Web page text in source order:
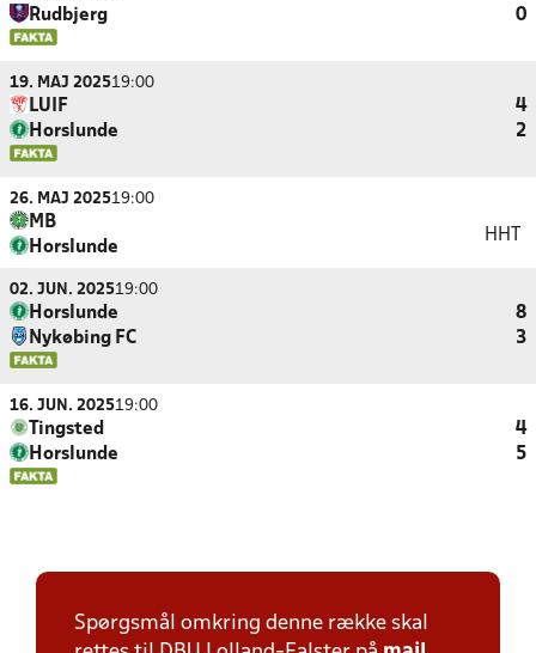
Rudbjerg
0
19. MAJ 202519:00
LUIF
4
Horslunde
2
26. MAJ 202519:00
MB
Horslunde
HHT
02. JUN. 202519:00
Horslunde
8
Nykøbing FC
3
16. JUN. 202519:00
Tingsted
4
Horslunde
5
Spørgsmål omkring denne række skal